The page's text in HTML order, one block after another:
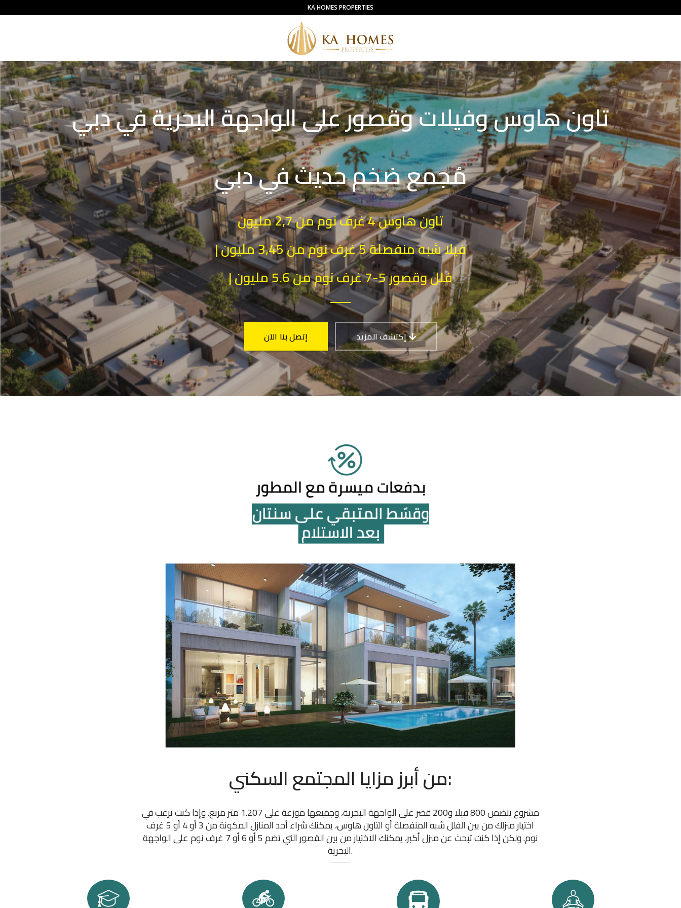
KA HOMES PROPERTIES
تاون هاوس وفيلات وقصور على الواجهة البحرية في دبي
مُجمع ضخم حديث في دبي
تاون هاوس 4 غرف نوم من 2,7 مليون
| فيلا شبه منفصلة 5 غرف نوم من 3,45 مليون
| فلل وقصور 5-7 غرف نوم من 5.6 مليون
إتصل بنا الآن إكتشف المزيد
من أبرز مزايا المجتمع السكني:
مشروع يتضمن 800 فيلا و200 قصر على الواجهة البحرية، وجميعها موزعة على 1.207 متر مربع. وإذا كنت ترغب في
اختيار منزلك من بين الفلل شبه المنفصلة أو التاون هاوس، يمكنك شراء أحد المنازل المكونة من 3 أو 4 أو 5 غرف
نوم. ولكن إذا كنت تبحث عن منزل أكبر، يمكنك الاختيار من بين القصور التي تضم 5 أو 6 أو 7 غرف نوم على الواجهة
البحرية.